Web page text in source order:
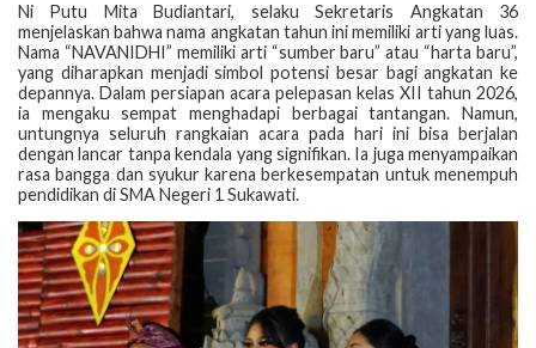
‎Ni Putu Mita Budiantari, selaku Sekretaris Angkatan 36
menjelaskan bahwa nama angkatan tahun ini memiliki arti yang luas.
Nama “NAVANIDHI” memiliki arti “sumber baru” atau “harta baru”,
yang diharapkan menjadi simbol potensi besar bagi angkatan ke
depannya. Dalam persiapan acara pelepasan kelas XII tahun 2026,
ia mengaku sempat menghadapi berbagai tantangan. Namun,
untungnya seluruh rangkaian acara pada hari ini bisa berjalan
dengan lancar tanpa kendala yang signifikan. Ia juga menyampaikan
rasa bangga dan syukur karena berkesempatan untuk menempuh
pendidikan di SMA Negeri 1 Sukawati.